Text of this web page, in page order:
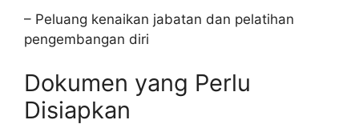
– Peluang kenaikan jabatan dan pelatihan
pengembangan diri
Dokumen yang Perlu
Disiapkan